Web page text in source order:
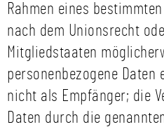
Rahmen eines
nach dem Unionsrecht
Mitgliedstaaten
personenbezogene Daten
nicht als Empfänger; die
Daten durch die